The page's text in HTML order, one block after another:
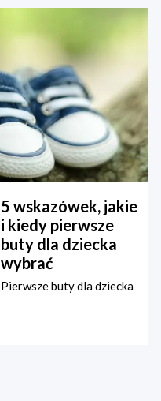
5 wskazówek, jakie
i kiedy pierwsze
buty dla dziecka
wybrać
Pierwsze buty dla dziecka